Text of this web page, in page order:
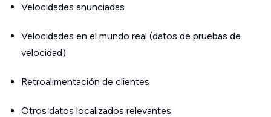
Velocidades anunciadas
Velocidades en el mundo real (datos de pruebas de
velocidad)
Retroalimentación de clientes
Otros datos localizados relevantes